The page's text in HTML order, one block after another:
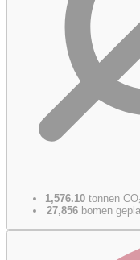
1,576.10 tonnen
27,856 bomen